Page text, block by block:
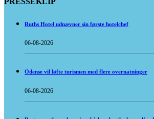
Ruths Hotel udnævner sin første hotelchef
06-08-2026
Odense vil løfte turismen med flere overnatninger
06-08-2026